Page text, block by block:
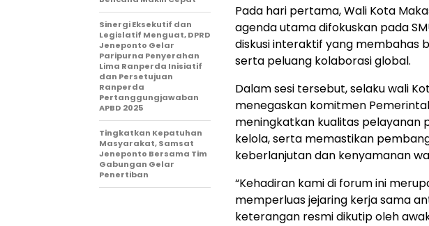
Pada hari pertama, Wali Kota
agenda utama difokuskan pada
diskusi interaktif yang
serta peluang kolaborasi global.
Dalam sesi tersebut, selaku wali
menegaskan komitmen
meningkatkan kualitas pelayanan
kelola, serta memastikan
keberlanjutan dan kenyamanan
“Kehadiran kami di forum ini
memperluas jejaring kerja sama
keterangan resmi dikutip oleh
Sinergi Eksekutif dan
Legislatif Menguat, DPRD
Jeneponto Gelar
Paripurna Penyerahan
Lima Ranperda Inisiatif
dan Persetujuan
Ranperda
Pertanggungjawaban
APBD 2025
Tingkatkan Kepatuhan
Masyarakat, Samsat
Jeneponto Bersama Tim
Gabungan Gelar
Penertiban